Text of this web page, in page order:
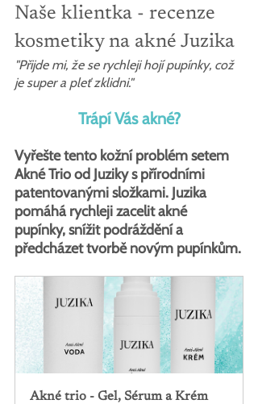
Naše klientka - recenze
kosmetiky na akné Juzika
"Přijde mi, že se rychleji hojí pupínky, což
je super a pleť zklidni."
Trápí Vás akné?
Vyřešte tento kožní problém setem
Akné Trio od Juziky s přírodními
patentovanými složkami. Juzika
pomáhá rychleji zacelit akné
pupínky, snížit podráždění a
předcházet tvorbě novým pupínkům.
Akné trio - Gel, Sérum a Krém